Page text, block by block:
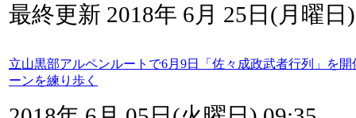
最終更新 2018年 6月 25日(月曜日
立山黒部アルペンルートで6月9日「佐々成政武者行列」を
ーンを練り歩く